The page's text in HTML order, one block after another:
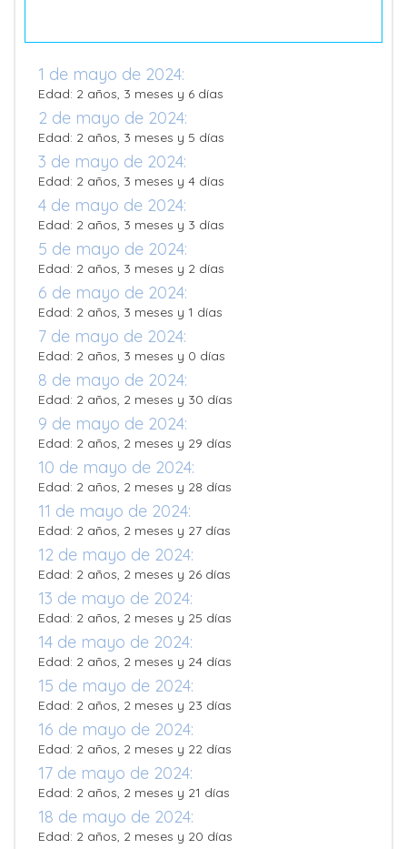
1 de mayo de 2024:
Edad: 2 años, 3 meses y 6 días
2 de mayo de 2024:
Edad: 2 años, 3 meses y 5 días
3 de mayo de 2024:
Edad: 2 años, 3 meses y 4 días
4 de mayo de 2024:
Edad: 2 años, 3 meses y 3 días
5 de mayo de 2024:
Edad: 2 años, 3 meses y 2 días
6 de mayo de 2024:
Edad: 2 años, 3 meses y 1 días
7 de mayo de 2024:
Edad: 2 años, 3 meses y 0 días
8 de mayo de 2024:
Edad: 2 años, 2 meses y 30 días
9 de mayo de 2024:
Edad: 2 años, 2 meses y 29 días
10 de mayo de 2024:
Edad: 2 años, 2 meses y 28 días
11 de mayo de 2024:
Edad: 2 años, 2 meses y 27 días
12 de mayo de 2024:
Edad: 2 años, 2 meses y 26 días
13 de mayo de 2024:
Edad: 2 años, 2 meses y 25 días
14 de mayo de 2024:
Edad: 2 años, 2 meses y 24 días
15 de mayo de 2024:
Edad: 2 años, 2 meses y 23 días
16 de mayo de 2024:
Edad: 2 años, 2 meses y 22 días
17 de mayo de 2024:
Edad: 2 años, 2 meses y 21 días
18 de mayo de 2024:
Edad: 2 años, 2 meses y 20 días